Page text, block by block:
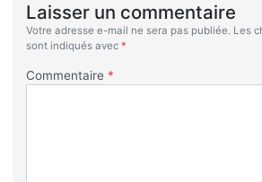
Laisser un commentaire
Votre adresse e-mail ne sera pas publiée. Les
sont indiqués avec *
Commentaire *